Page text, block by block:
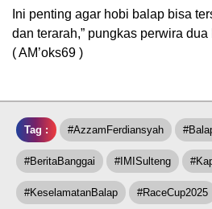
Ini penting agar hobi balap bisa
dan terarah,” pungkas perwira dua
( AM’oks69 )
Tag : #AzzamFerdiansyah
#BeritaBanggai #IMISulteng
#KeselamatanBalap #RaceCup2025